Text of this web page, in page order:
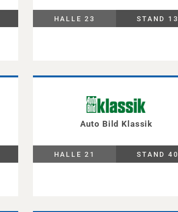
HALLE 23 STAND 13
Auto Bild Klassik
HALLE 21 STAND 40